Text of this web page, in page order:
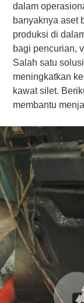
dalam
banyaknya aset
produksi di
bagi pencurian,
Salah satu
meningkatkan
kawat silet.
membantu